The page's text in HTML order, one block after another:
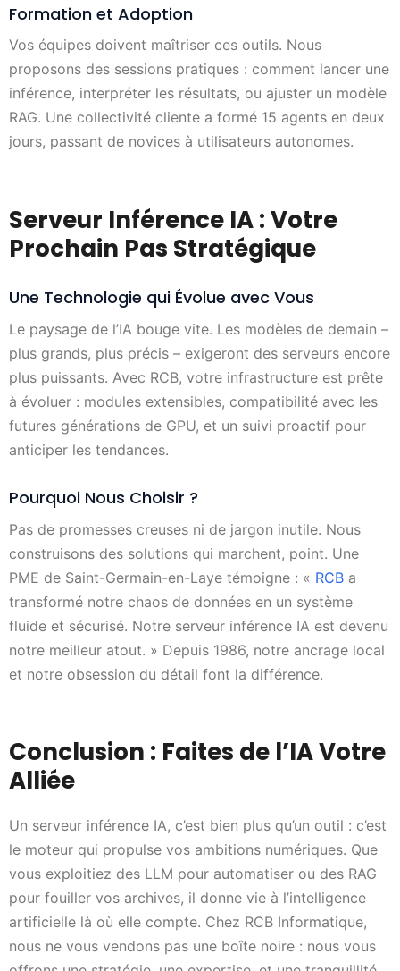
Formation et Adoption
Vos équipes doivent maîtriser ces outils. Nous
proposons des sessions pratiques : comment lancer une
inférence, interpréter les résultats, ou ajuster un modèle
RAG. Une collectivité cliente a formé 15 agents en deux
jours, passant de novices à utilisateurs autonomes.
Serveur Inférence IA : Votre
Prochain Pas Stratégique
Une Technologie qui Évolue avec Vous
Le paysage de l’IA bouge vite. Les modèles de demain –
plus grands, plus précis – exigeront des serveurs encore
plus puissants. Avec RCB, votre infrastructure est prête
à évoluer : modules extensibles, compatibilité avec les
futures générations de GPU, et un suivi proactif pour
anticiper les tendances.
Pourquoi Nous Choisir ?
Pas de promesses creuses ni de jargon inutile. Nous
construisons des solutions qui marchent, point. Une
PME de Saint-Germain-en-Laye témoigne : « RCB a
transformé notre chaos de données en un système
fluide et sécurisé. Notre serveur inférence IA est devenu
notre meilleur atout. » Depuis 1986, notre ancrage local
et notre obsession du détail font la différence.
Conclusion : Faites de l’IA Votre
Alliée
Un serveur inférence IA, c’est bien plus qu’un outil : c’est
le moteur qui propulse vos ambitions numériques. Que
vous exploitiez des LLM pour automatiser ou des RAG
pour fouiller vos archives, il donne vie à l’intelligence
artificielle là où elle compte. Chez RCB Informatique,
nous ne vous vendons pas une boîte noire : nous vous